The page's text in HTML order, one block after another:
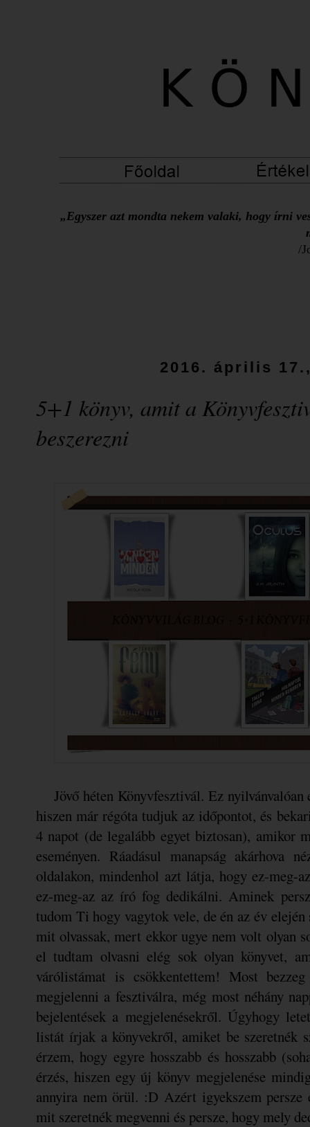
„Egyszer azt mondta nekem valaki, hogy írni
/
2016. április
5+1 könyv, amit a
beszerezni
Jövő héten Könyvfesztivál. Ez nyilvánvalóan
hiszen már régóta tudjuk az időpontot, és
4 napot (de legalább egyet biztosan), amikor
eseményen. Ráadásul manapság akárhova
oldalakon, mindenhol azt látja, hogy ez-meg-
ez-meg-az az író fog dedikálni. Aminek
tudom Ti hogy vagytok vele, de én az év
mit olvassak, mert ekkor ugye nem volt olyan
el tudtam olvasni elég sok olyan könyvet,
várólistámat is csökkentettem! Most
megjelenni a fesztiválra, még most néhány
bejelentések a megjelenésekről. Úgyhogy
listát írjak a könyvekről, amiket be szeretnék
érzem, hogy egyre hosszabb és hosszabb
érzés, hiszen egy új könyv megjelenése
annyira nem örül. :D Azért igyekszem
mit szeretnék megvenni és persze, hogy mely